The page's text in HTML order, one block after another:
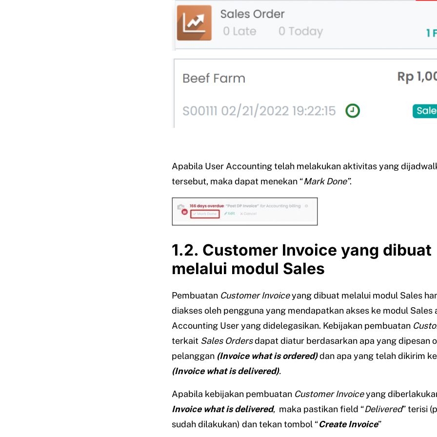
Apabila User Accounting telah melakukan aktivitas yang
tersebut, maka dapat menekan “Mark Done”.
1.2. Customer Invoice yang dibuat
melalui modul Sales
Pembuatan Customer Invoiceyang dibuat melalui modul Sales
diakses oleh pengguna yang mendapatkan akses ke modul Sales
Accounting User yang didelegasikan. Kebijakan pembuatan
terkait Sales Ordersdapat diatur berdasarkan apa yang dipesan
pelanggan (Invoice what is ordered)dan apa yang telah dikirim
(Invoice what is delivered).
Apabila kebijakan pembuatan Customer Invoiceyang
Invoice what is delivered, maka pastikan field “Delivered” terisi
sudah dilakukan) dan tekan tombol “Create Invoice”